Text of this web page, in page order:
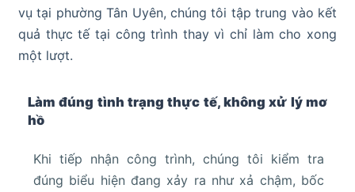
vụ tại phường Tân Uyên, chúng tôi tập trung vào kết
quả thực tế tại công trình thay vì chỉ làm cho xong
một lượt.
Làm đúng tình trạng thực tế, không xử lý mơ
hồ
Khi tiếp nhận công trình, chúng tôi kiểm tra
đúng biểu hiện đang xảy ra như xả chậm, bốc